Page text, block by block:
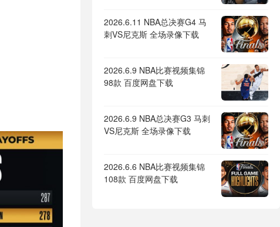
2026.6.11 NBA总决赛G4 马
刺VS尼克斯 全场录像下载
2026.6.9 NBA比赛视频集锦
98款 百度网盘下载
2026.6.9 NBA总决赛G3 马刺
VS尼克斯 全场录像下载
2026.6.6 NBA比赛视频集锦
108款 百度网盘下载